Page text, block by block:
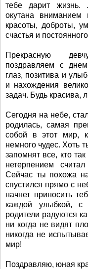
тебе дарит жизнь.
окутана вниманием
красоты, доброты,
счастья и
Прекрасную
поздравляем с
глаз, позитива и
и нахождения
задач. Будь красива,
Сегодня на небе,
родилась, самая
собой в этот мир,
немного чудес. Хоть
запомнят все, кто
нетерпением
Сейчас ты похожа
спустился прямо с
начнет приносить
каждой улыбкой,
родители радуются
ни когда не видят
никогда не
мир!
Поздравляю, юная